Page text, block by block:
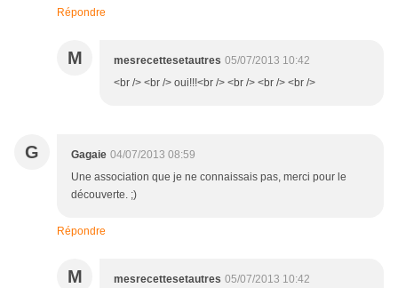
Répondre
M mesrecettesetautres 05/07/2013 10:42
<br /> <br /> oui!!!<br /> <br /> <br /> <br />
G Gagaie 04/07/2013 08:59
Une association que je ne connaissais pas, merci pour le
découverte. ;)
Répondre
M mesrecettesetautres 05/07/2013 10:42